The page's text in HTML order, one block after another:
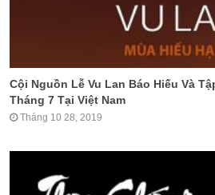
Cội Nguồn Lễ Vu Lan Báo Hiếu Và
Tháng 7 Tại Việt Nam
Tháng 10 28, 2019